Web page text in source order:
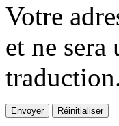
Votre
et ne